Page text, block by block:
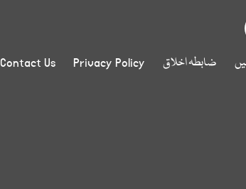
ضابطہ اخلاق Privacy Policy
Contact Us